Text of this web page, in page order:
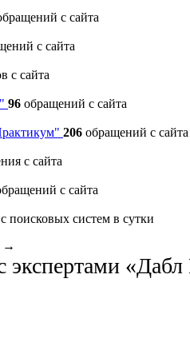
с сайта
с сайта
с сайта
96 обращений с сайта
206 обращений с сайта
с сайта
с сайта
поисковых систем в сутки
→
экспертами